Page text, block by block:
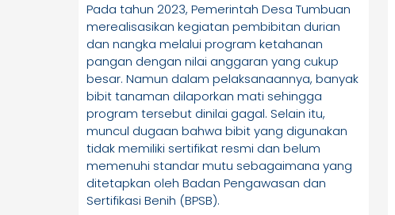
Pada tahun 2023, Pemerintah Desa Tumbuan
merealisasikan kegiatan pembibitan durian
dan nangka melalui program ketahanan
pangan dengan nilai anggaran yang cukup
besar. Namun dalam pelaksanaannya, banyak
bibit tanaman dilaporkan mati sehingga
program tersebut dinilai gagal. Selain itu,
muncul dugaan bahwa bibit yang digunakan
tidak memiliki sertifikat resmi dan belum
memenuhi standar mutu sebagaimana yang
ditetapkan oleh Badan Pengawasan dan
Sertifikasi Benih (BPSB).